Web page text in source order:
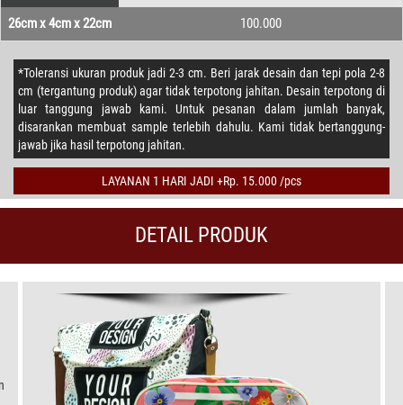
26cm x 4cm x 22cm 100.000
*Toleransi ukuran produk jadi 2-3 cm. Beri jarak desain dan tepi pola 2-8
cm (tergantung produk) agar tidak terpotong jahitan. Desain terpotong di
luar tanggung jawab kami. Untuk pesanan dalam jumlah banyak,
disarankan membuat sample terlebih dahulu. Kami tidak bertanggung-
jawab jika hasil terpotong jahitan.
LAYANAN 1 HARI JADI +Rp. 15.000 /pcs
DETAIL PRODUK